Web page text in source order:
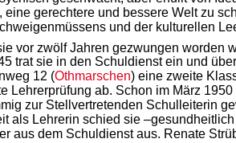
eine gerechtere und bessere Welt zu
und der kulturellen
vor zwölf Jahren gezwungen worden
trat sie in den Schuldienst ein und
12 (Othmarschen) eine zweite
Lehrerprüfung ab. Schon im März
zur Stellvertretenden Schulleiterin
als Lehrerin schied sie
aus dem Schuldienst aus. Renate